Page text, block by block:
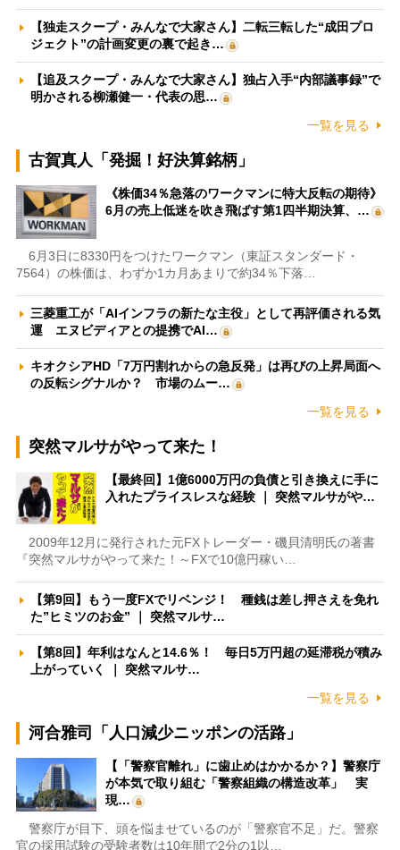
【独走スクープ・みんなで大家さん】二転三転した“成田プロ
ジェクト”の計画変更の裏で起き…
【追及スクープ・みんなで大家さん】独占入手“内部議事録”で
明かされる柳瀬健一・代表の思…
一覧を見る
古賀真人「発掘！好決算銘柄」
《株価34％急落のワークマンに特大反転の期待》
6月の売上低迷を吹き飛ばす第1四半期決算、…
6月3日に8330円をつけたワークマン（東証スタンダード・
7564）の株価は、わずか1カ月あまりで約34％下落…
三菱重工が「AIインフラの新たな主役」として再評価される気
運 エヌビディアとの提携でAI…
キオクシアHD「7万円割れからの急反発」は再びの上昇局面へ
の反転シグナルか？ 市場のムー…
一覧を見る
突然マルサがやって来た！
【最終回】1億6000万円の負債と引き換えに手に
入れたプライスレスな経験 ｜ 突然マルサがや…
2009年12月に発行された元FXトレーダー・磯貝清明氏の著書
『突然マルサがやって来た！～FXで10億円稼い…
【第9回】もう一度FXでリベンジ！ 種銭は差し押さえを免れ
た”ヒミツのお金” ｜ 突然マルサ…
【第8回】年利はなんと14.6％！ 毎日5万円超の延滞税が積み
上がっていく ｜ 突然マルサ…
一覧を見る
河合雅司「人口減少ニッポンの活路」
【「警察官離れ」に歯止めはかかるか？】警察庁
が本気で取り組む「警察組織の構造改革」 実
現…
警察庁が目下、頭を悩ませているのが「警察官不足」だ。警察
官の採用試験の受験者数は10年間で2分の1以…